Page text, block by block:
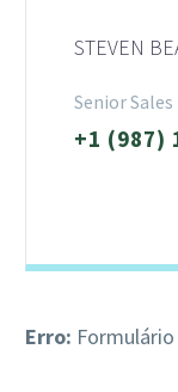
STEVEN
Senior
+1 (987)
Erro: